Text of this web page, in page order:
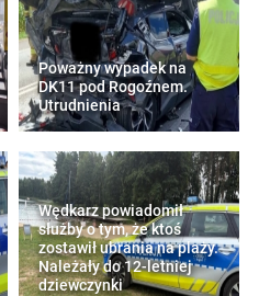
Poważny wypadek na
DK11 pod Rogoźnem.
Utrudnienia
Wędkarz powiadomił
służby o tym, że ktoś
zostawił ubrania na plaży.
Należały do 12-letniej
dziewczynki